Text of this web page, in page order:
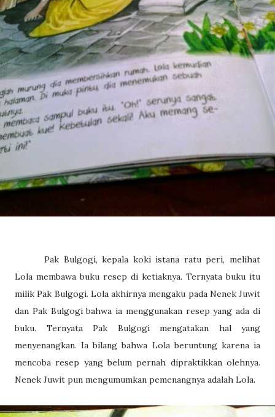
Pak Bulgogi, kepala koki istana ratu peri, melihat
Lola membawa buku resep di ketiaknya. Ternyata buku itu
milik Pak Bulgogi. Lola akhirnya mengaku pada Nenek Juwit
dan Pak Bulgogi bahwa ia menggunakan resep yang ada di
buku. Ternyata Pak Bulgogi mengatakan hal yang
menyenangkan. Ia bilang bahwa Lola beruntung karena ia
mencoba resep yang belum pernah dipraktikkan olehnya.
Nenek Juwit pun mengumumkan pemenangnya adalah Lola.